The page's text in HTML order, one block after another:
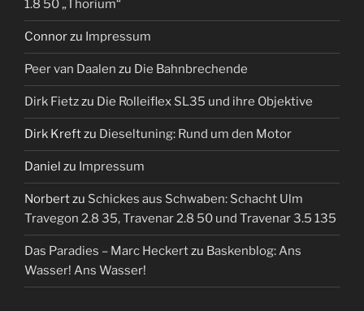
1.8 50 „Thorium“
Connorzu Impressum
Peer van Daalen zu Die Bahnbrechende
Dirk Fietzzu Die Rolleiflex SL35 und ihre Objektive
Dirk Kreftzu Dieseltuning: Rund um den Motor
Daniel zu Impressum
Norbertzu Schickes aus Schwaben: Schacht Ulm
Travegon 2.8 35, Travenar 2.8 50 und Travenar 3.5 135
Das Paradies – Marc Heckertzu Baskenblog: Ans
Wasser! Ans Wasser!